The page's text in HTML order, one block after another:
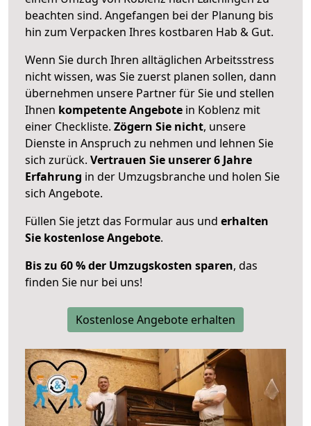
beachten sind. Angefangen bei der Planung bis
hin zum Verpacken Ihres kostbaren Hab & Gut.
Wenn Sie durch Ihren alltäglichen Arbeitsstress
nicht wissen, was Sie zuerst planen sollen, dann
übernehmen unsere Partner für Sie und stellen
Ihnen kompetente Angebote in Koblenz mit
einer Checkliste. Zögern Sie nicht, unsere
Dienste in Anspruch zu nehmen und lehnen Sie
sich zurück. Vertrauen Sie unserer 6 Jahre
Erfahrung in der Umzugsbranche und holen Sie
sich Angebote.
Füllen Sie jetzt das Formular aus und erhalten
Sie kostenlose Angebote.
Bis zu 60 % der Umzugskosten sparen, das
finden Sie nur bei uns!
Kostenlose Angebote erhalten